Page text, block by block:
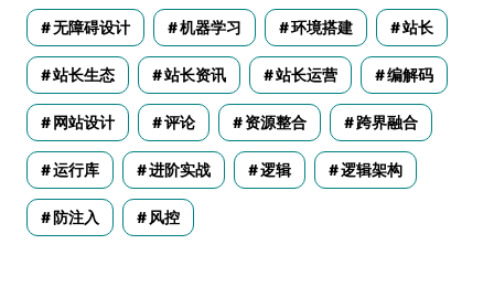
无障碍设计 机器学习 环境搭建 站长
站长生态 站长资讯 站长运营 编解码
网站设计 评论 资源整合 跨界融合
运行库 进阶实战 逻辑 逻辑架构
防注入 风控